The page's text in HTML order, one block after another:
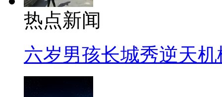
热点新闻
六岁男孩长城秀逆天机